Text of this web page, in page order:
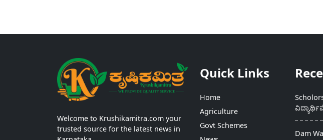
Welcome to Krushikamitra.com your
trusted source for the latest news in
Quick Links
Home
Agriculture
Govt Schemes
Dam